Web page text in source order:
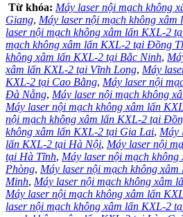
Từ khóa: Máy laser nội mạch không
Giang, Máy laser nội mạch không
laser nội mạch không xâm lấn KXL-2
mạch không xâm lấn KXL-2 tại Đồng
không xâm lấn KXL-2 tại Bắc Ninh,
xâm lấn KXL-2 tại Vĩnh Long, Máy
KXL-2 tại Cao Bằng, Máy laser nội
Đà Nẵng, Máy laser nội mạch không
Máy laser nội mạch không xâm lấn
nội mạch không xâm lấn KXL-2 tại
không xâm lấn KXL-2 tại Gia Lai, Máy
lấn KXL-2 tại Hà Nội, Máy laser nội
tại Hà Tĩnh, Máy laser nội mạch
Phòng, Máy laser nội mạch không
Minh, Máy laser nội mạch không xâm
Máy laser nội mạch không xâm lấn
laser nội mạch không xâm lấn KXL-2